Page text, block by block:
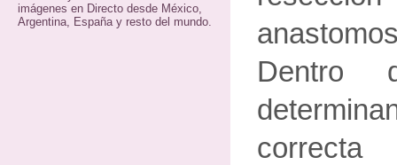
imágenes en Directo desde México,
Argentina, España y resto del mundo.
Dentro